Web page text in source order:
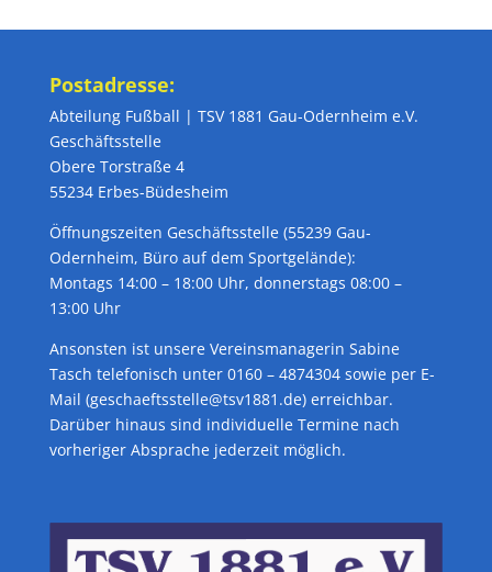
Postadresse:
Abteilung Fußball | TSV 1881 Gau-Odernheim e.V.
Geschäftsstelle
Obere Torstraße 4
55234 Erbes-Büdesheim
Öffnungszeiten Geschäftsstelle (55239 Gau-
Odernheim, Büro auf dem Sportgelände):
Montags 14:00 – 18:00 Uhr, donnerstags 08:00 –
13:00 Uhr
Ansonsten ist unsere Vereinsmanagerin Sabine
Tasch telefonisch unter 0160 – 4874304 sowie per E-
Mail (geschaeftsstelle@tsv1881.de) erreichbar.
Darüber hinaus sind individuelle Termine nach
vorheriger Absprache jederzeit möglich.